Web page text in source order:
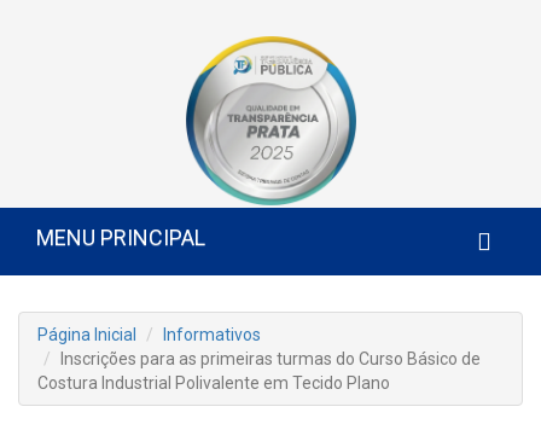
MENU PRINCIPAL
Página Inicial
Informativos
Inscrições para as primeiras turmas do Curso Básico de
Costura Industrial Polivalente em Tecido Plano